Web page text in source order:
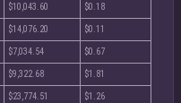
$10,043.60 $0.18
$14,076.20 $0.11
$7,034.54 $0.67
$9,322.68 $1.81
$23,774.51 $1.26